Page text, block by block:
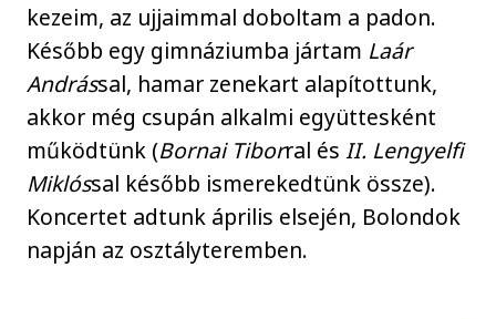
kezeim, az ujjaimmal doboltam a padon.
Később egy gimnáziumba jártam Laár
Andrással, hamar zenekart alapítottunk,
akkor még csupán alkalmi együttesként
működtünk (Bornai Tiborral ésII. Lengyelfi
Miklóssal később ismerekedtünk össze).
Koncertet adtunk április elsején, Bolondok
napján az osztályteremben.